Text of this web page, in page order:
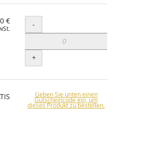
€ Menge
-
+
Geben Sie unten einen
Gutscheincode ein, um
dieses Produkt zu bestellen.